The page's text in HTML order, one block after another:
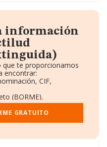
información
te proporcionamos
encontrar:
CIF,
(BORME).
y Empleados.
y Administradores.
GRATUITO